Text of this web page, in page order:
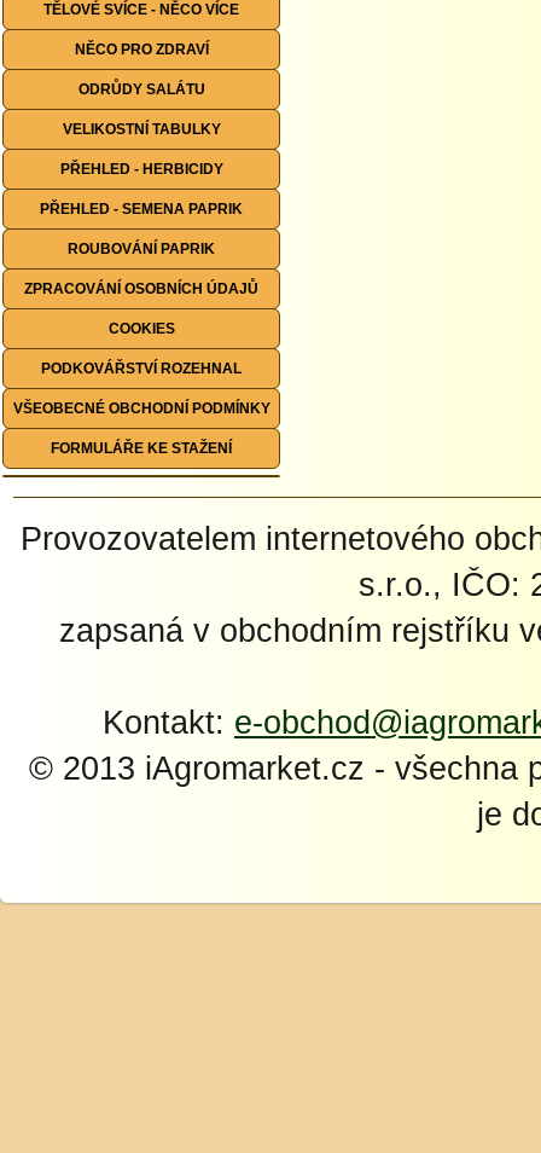
TĚLOVÉ SVÍCE - NĚCO VÍCE
NĚCO PRO ZDRAVÍ
ODRŮDY SALÁTU
VELIKOSTNÍ TABULKY
PŘEHLED - HERBICIDY
PŘEHLED - SEMENA PAPRIK
ROUBOVÁNÍ PAPRIK
ZPRACOVÁNÍ OSOBNÍCH ÚDAJŮ
COOKIES
PODKOVÁŘSTVÍ ROZEHNAL
VŠEOBECNÉ OBCHODNÍ PODMÍNKY
FORMULÁŘE KE STAŽENÍ
Provozovatelem internetového
s.r.o., IČO:
zapsaná v obchodním rejstříku
Kontakt: e-
© 2013 iAgromarket.cz - všechna
je